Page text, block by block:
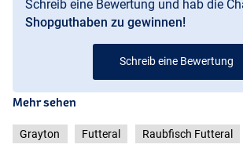
Schreib eine Bewertung und hab die
Shopguthaben zu gewinnen!
Schreib eine Bewertung
Mehr sehen
Grayton Futteral Raubfisch Futteral